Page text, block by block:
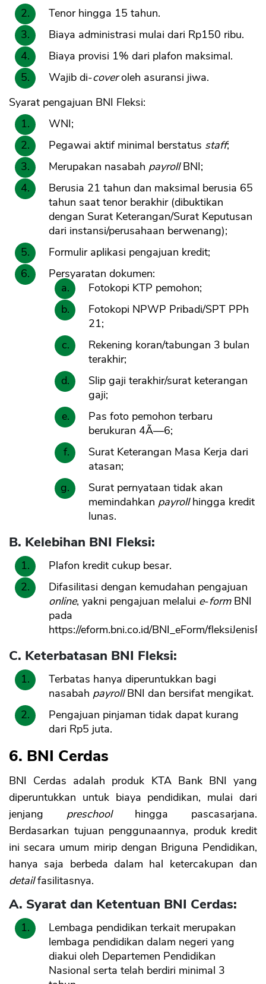
Tenor hingga 15 tahun.
Biaya administrasi mulai dari Rp150 ribu.
Biaya provisi 1% dari plafon maksimal.
Wajib di-coveroleh asuransi jiwa.
Syarat pengajuan BNI Fleksi:
WNI;
Pegawai aktif minimal berstatus staff;
Merupakan nasabah payrollBNI;
Berusia 21 tahun dan maksimal berusia 65
tahun saat tenor berakhir (dibuktikan
dengan Surat Keterangan/Surat Keputusan
dari instansi/perusahaan berwenang);
Formulir aplikasi pengajuan kredit;
Persyaratan dokumen:
Fotokopi KTP pemohon;
Fotokopi NPWP Pribadi/SPT PPh
21;
Rekening koran/tabungan 3 bulan
terakhir;
Slip gaji terakhir/surat keterangan
gaji;
Pas foto pemohon terbaru
berukuran 4Ã—6;
Surat Keterangan Masa Kerja dari
atasan;
Surat pernyataan tidak akan
memindahkan payrollhingga kredit
lunas.
B. Kelebihan BNI Fleksi:
Plafon kredit cukup besar.
Difasilitasi dengan kemudahan pengajuan
online, yakni pengajuan melalui e-formBNI
pada
https://eform.bni.co.id/BNI_eForm/
C. Keterbatasan BNI Fleksi:
Terbatas hanya diperuntukkan bagi
nasabah payrollBNI dan bersifat mengikat.
Pengajuan pinjaman tidak dapat kurang
dari Rp5 juta.
6. BNI Cerdas
BNI Cerdas adalah produk KTA Bank BNI yang
diperuntukkan untuk biaya pendidikan, mulai dari
jenjang preschool hingga pascasarjana.
Berdasarkan tujuan penggunaannya, produk kredit
ini secara umum mirip dengan Briguna Pendidikan,
hanya saja berbeda dalam hal ketercakupan dan
detailfasilitasnya.
A. Syarat dan Ketentuan BNI Cerdas:
Lembaga pendidikan terkait merupakan
lembaga pendidikan dalam negeri yang
diakui oleh Departemen Pendidikan
Nasional serta telah berdiri minimal 3